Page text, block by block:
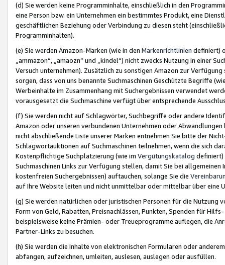
(d) Sie werden keine Programminhalte, einschließlich in den
eine Person bzw. ein Unternehmen ein bestimmtes Produkt, eine
geschäftlichen Beziehung oder Verbindung zu diesen steht
Programminhalten).
(e) Sie werden Amazon-Marken (wie in den Markenrichtlinien definiert)
„ammazon“, „amaozn“ und „kindel“) nicht zwecks Nutzung in einer
Versuch unternehmen). Zusätzlich zu sonstigen Amazon zur
sorgen, dass von uns benannte Suchmaschinen Geschützte Begriffe
Werbeinhalte im Zusammenhang mit Suchergebnissen verwendet
vorausgesetzt die Suchmaschine verfügt über entsprechende
(f) Sie werden nicht auf Schlagwörter, Suchbegriffe oder andere
Amazon oder unseren verbundenen Unternehmen oder
nicht abschließende Liste unserer Marken entnehmen Sie bitte der
Schlagwortauktionen auf Suchmaschinen teilnehmen, wenn die sich
Kostenpflichtige Suchplatzierung (wie im Vergütungskatalog definiert)
Suchmaschinen Links zur Verfügung stellen, damit Sie bei
kostenfreien Suchergebnissen) auftauchen, solange Sie die
auf Ihre Website leiten und nicht unmittelbar oder mittelbar über eine
(g) Sie werden natürlichen oder juristischen Personen für die Nutzung
Form von Geld, Rabatten, Preisnachlässen, Punkten, Spenden für
beispielsweise keine Prämien- oder Treueprogramme auflegen, die
Partner-Links zu besuchen.
(h) Sie werden die Inhalte von elektronischen Formularen oder
abfangen, aufzeichnen, umleiten, auslesen, auslegen oder ausfüllen.